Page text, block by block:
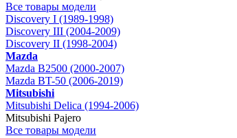
Все товары модели
Discovery I (1989-1998)
Discovery III (2004-2009)
Discovery II (1998-2004)
Mazda
Mazda B2500 (2000-2007)
Mazda BT-50 (2006-2019)
Mitsubishi
Mitsubishi Delica (1994-2006)
Mitsubishi Pajero
Все товары модели